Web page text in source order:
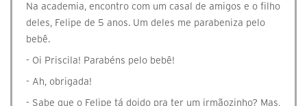
Na academia, encontro com um casal de amigos e o filho
deles, Felipe de 5 anos. Um deles me parabeniza pelo
bebê.
- Oi Priscila! Parabéns pelo bebê!
- Ah, obrigada!
- Sabe que o Felipe tá doido pra ter um irmãozinho? Mas,